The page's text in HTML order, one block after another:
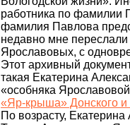
работника по
фамилия Павлова
недавно мне переслали
Ярославовых, с
Этот архивный
такая Екатерина
«особняка
«Яр-крыша» Донского и
По возрасту,